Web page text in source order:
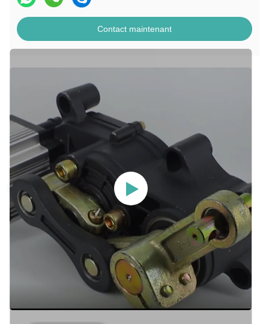
Contact maintenant